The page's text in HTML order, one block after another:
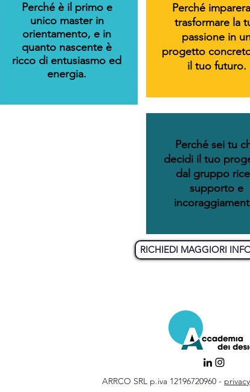
Perché è il primo e
unico master in
orientamento, e in
quanto nascente è
ricco di entusiasmo ed
energia.
Perché
trasformare la
passione in
progetto
il tuo futuro.
Perché sei tu
decidi il tuo
dal gruppo
supporto e
RICHIEDI MAGGIORI
ARRCO SRL p.iva 12196720960 -